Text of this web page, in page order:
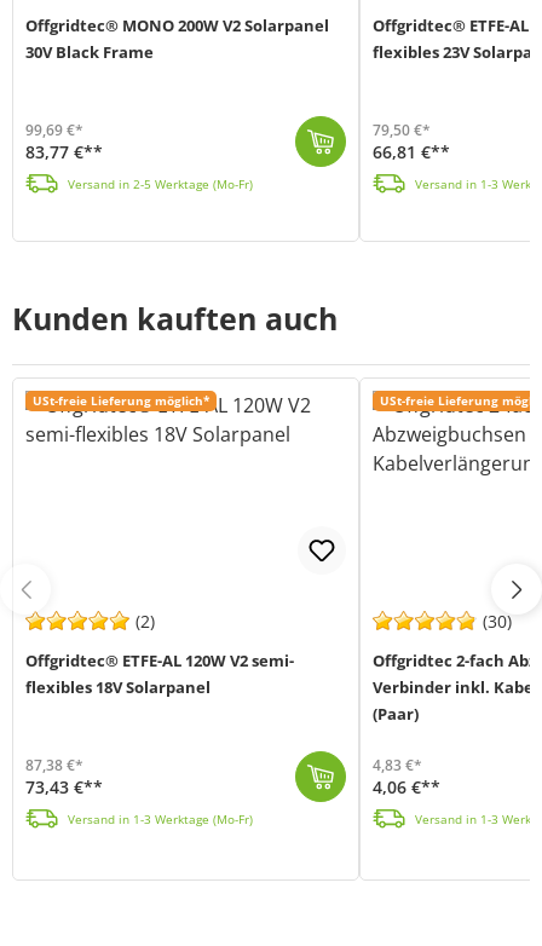
Offgridtec® MONO 200W V2 Solarpanel
30V Black Frame
99,69 €*
83,77 €**
Versand in 2-5 Werktage (Mo-Fr)
Offgridtec® ETFE-AL
flexibles 23V
79,50 €*
66,81 €**
Versand in 1-3
Kunden kauften auch
USt-freie Lieferung möglich*
(2)
Offgridtec® ETFE-AL 120W V2 semi-
flexibles 18V Solarpanel
87,38 €*
73,43 €**
Versand in 1-3 Werktage (Mo-Fr)
USt-freie Lieferung
(30)
Offgridtec 2-fach
Verbinder inkl.
(Paar)
4,83 €*
4,06 €**
Versand in 1-3